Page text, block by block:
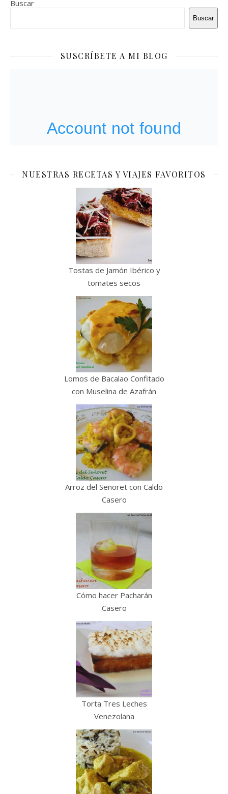
Buscar
Buscar
SUSCRÍBETE A MI BLOG
NUESTRAS RECETAS Y VIAJES FAVORITOS
Tostas de Jamón Ibérico y
tomates secos
Lomos de Bacalao Confitado
con Muselina de Azafrán
Arroz del Señoret con Caldo
Casero
Cómo hacer Pacharán
Casero
Torta Tres Leches
Venezolana